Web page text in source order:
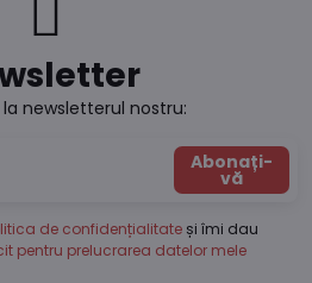
newsletterul nostru:
Abonați-
vă
de confidențialitate și îmi dau
pentru prelucrarea datelor mele